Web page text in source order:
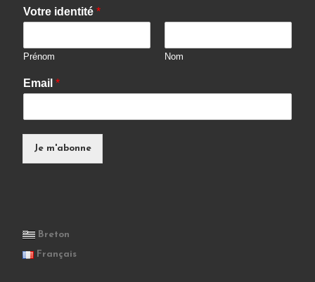
Votre identité *
Prénom Nom
Email *
Je m'abonne
Breton
Français